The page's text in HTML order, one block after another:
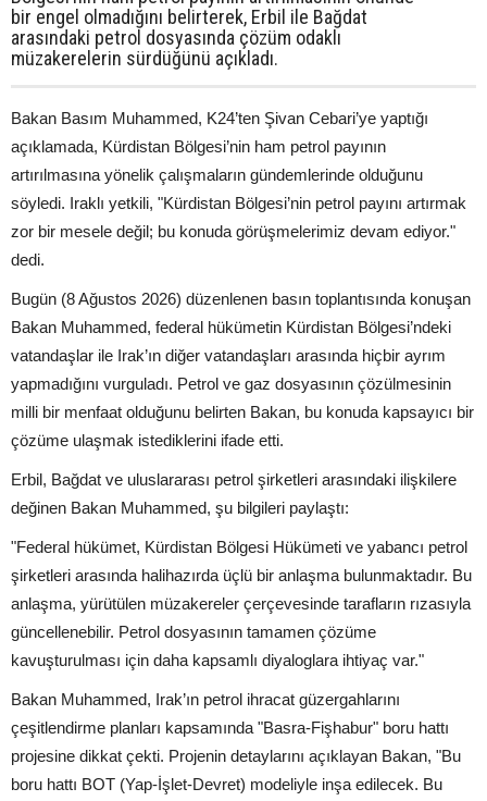
bir engel olmadığını belirterek, Erbil ile Bağdat
arasındaki petrol dosyasında çözüm odaklı
müzakerelerin sürdüğünü açıkladı.
Bakan Basım Muhammed, K24’ten Şivan Cebari’ye yaptığı
açıklamada, Kürdistan Bölgesi’nin ham petrol payının
artırılmasına yönelik çalışmaların gündemlerinde olduğunu
söyledi. Iraklı yetkili, "Kürdistan Bölgesi’nin petrol payını artırmak
zor bir mesele değil; bu konuda görüşmelerimiz devam ediyor."
dedi.
Bugün (8 Ağustos 2026) düzenlenen basın toplantısında konuşan
Bakan Muhammed, federal hükümetin Kürdistan Bölgesi’ndeki
vatandaşlar ile Irak’ın diğer vatandaşları arasında hiçbir ayrım
yapmadığını vurguladı. Petrol ve gaz dosyasının çözülmesinin
milli bir menfaat olduğunu belirten Bakan, bu konuda kapsayıcı bir
çözüme ulaşmak istediklerini ifade etti.
Erbil, Bağdat ve uluslararası petrol şirketleri arasındaki ilişkilere
değinen Bakan Muhammed, şu bilgileri paylaştı:
"Federal hükümet, Kürdistan Bölgesi Hükümeti ve yabancı petrol
şirketleri arasında halihazırda üçlü bir anlaşma bulunmaktadır. Bu
anlaşma, yürütülen müzakereler çerçevesinde tarafların rızasıyla
güncellenebilir. Petrol dosyasının tamamen çözüme
kavuşturulması için daha kapsamlı diyaloglara ihtiyaç var."
Bakan Muhammed, Irak’ın petrol ihracat güzergahlarını
çeşitlendirme planları kapsamında "Basra-Fişhabur" boru hattı
projesine dikkat çekti. Projenin detaylarını açıklayan Bakan, "Bu
boru hattı BOT (Yap-İşlet-Devret) modeliyle inşa edilecek. Bu